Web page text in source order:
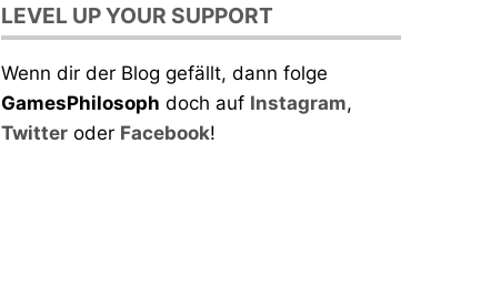
LEVEL UP YOUR SUPPORT
Wenn dir der Blog gefällt, dann folge
GamesPhilosoph doch auf Instagram,
Twitter oder Facebook!